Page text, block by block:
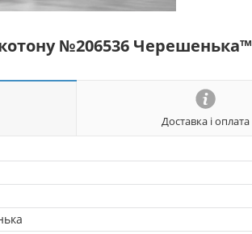
№206536 Черешенька™
Доставка і оплата